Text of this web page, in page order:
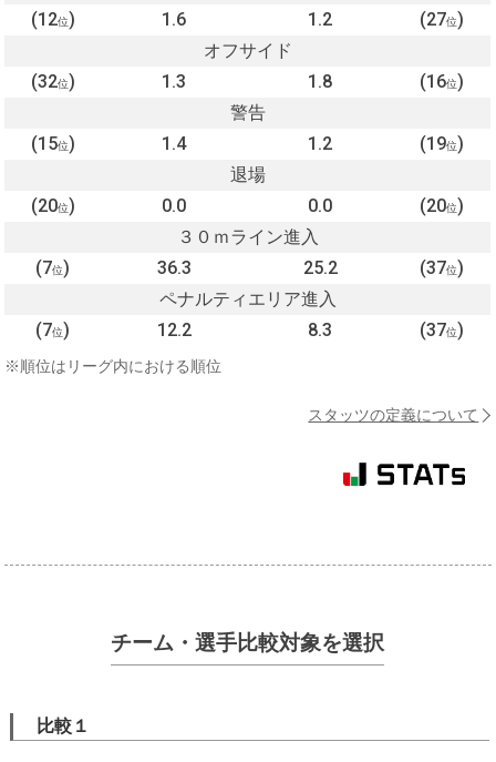
(12位) 1.6 1.2 (27位)
オフサイド
(32位) 1.3 1.8 (16位)
警告
(15位) 1.4 1.2 (19位)
退場
(20位) 0.0 0.0 (20位)
３０ｍライン進入
(7位) 36.3 25.2 (37位)
ペナルティエリア進入
(7位) 12.2 8.3 (37位)
※順位はリーグ内における順位
スタッツの定義について
チーム・選手比較対象を選択
比較１